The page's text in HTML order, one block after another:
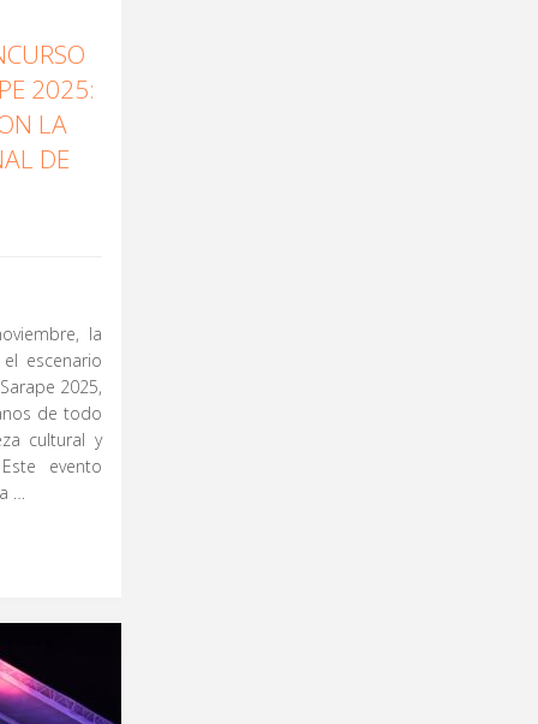
2025:
LA
DE
la
escenario
2025,
de todo
cultural y
evento
…